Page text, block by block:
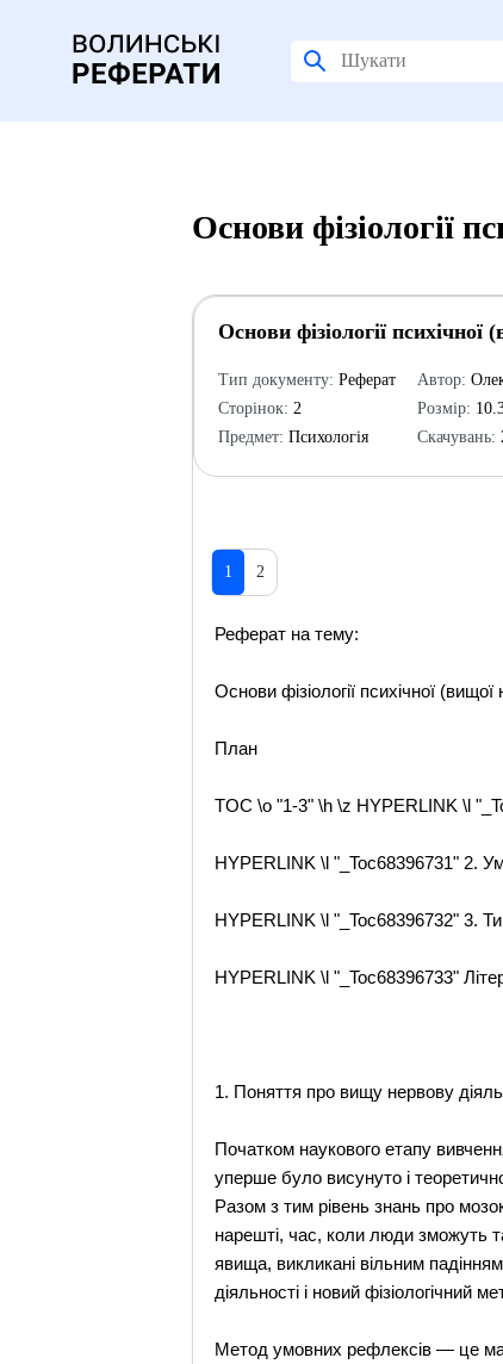
Основи фізіології
Основи фізіології психічної
Тип документу: Реферат
Сторінок: 2
Предмет: Психологія
Автор:
Розмір:
Скачувань:
1 2
Реферат на тему:
Основи фізіології психічної (вищої
План
TOC \o "1-3" \h \z HYPERLINK \l
HYPERLINK \l "_Toc68396731" 2.
HYPERLINK \l "_Toc68396732" 3.
HYPERLINK \l "_Toc68396733"
1. Поняття про вищу нервову
Початком наукового етапу
уперше було висунуто і
Разом з тим рівень знань про
нарешті, час, коли люди зможуть
явища, викликані вільним
діяльності і новий
Метод умовних рефлексів — це